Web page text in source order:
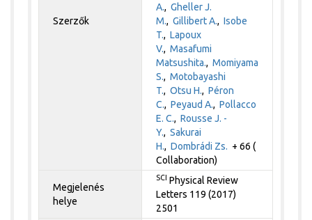
Szerzők
A.,Gheller J.
M.,Gillibert A.,Isobe
T.,Lapoux
V.,Masafumi
Matsushita.,Momiyama
S.,Motobayashi
T.,Otsu H.,Péron
C.,Peyaud A.,Pollacco
E. C.,Rousse J. -
Y.,Sakurai
H.,Dombrádi Zs. + 66 (
Collaboration)
Megjelenés
helye
SCI Physical Review
Letters 119 (2017)
2501